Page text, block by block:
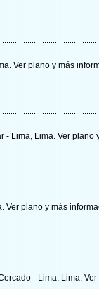
Ver plano y más
- Lima, Lima. Ver plano
Ver plano y más
- Lima, Lima.